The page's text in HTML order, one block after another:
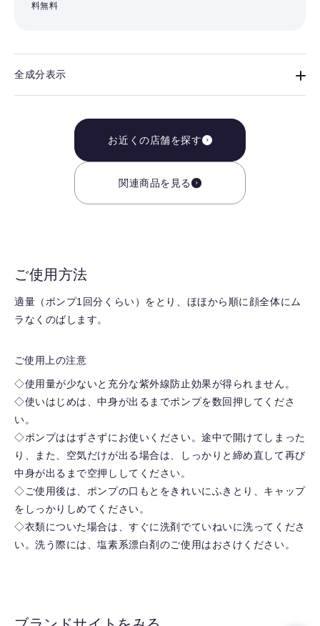
料無料
全成分表示
お近くの店舗を探す
関連商品を見る
ご使用方法
適量（ポンプ1回分くらい）をとり、ほほから順に顔全体にム
ラなくのばします。
ご使用上の注意
◇使用量が少ないと充分な紫外線防止効果が得られません。
◇使いはじめは、中身が出るまでポンプを数回押してくださ
い。
◇ポンプははずさずにお使いください。途中で開けてしまった
り、また、空気だけが出る場合は、しっかりと締め直して再び
中身が出るまで空押ししてください。
◇ご使用後は、ポンプの口もとをきれいにふきとり、キャップ
をしっかりしめてください。
◇衣類についた場合は、すぐに洗剤でていねいに洗ってくださ
い。洗う際には、塩素系漂白剤のご使用はおさけください。